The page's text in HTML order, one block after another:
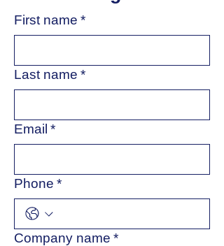
First name *
Last name *
Email *
Phone *
Company name *